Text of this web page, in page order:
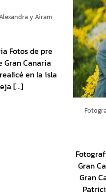
y Airam
Fotos de pre
Gran Canaria
en la isla
[...]
Gran
Gran